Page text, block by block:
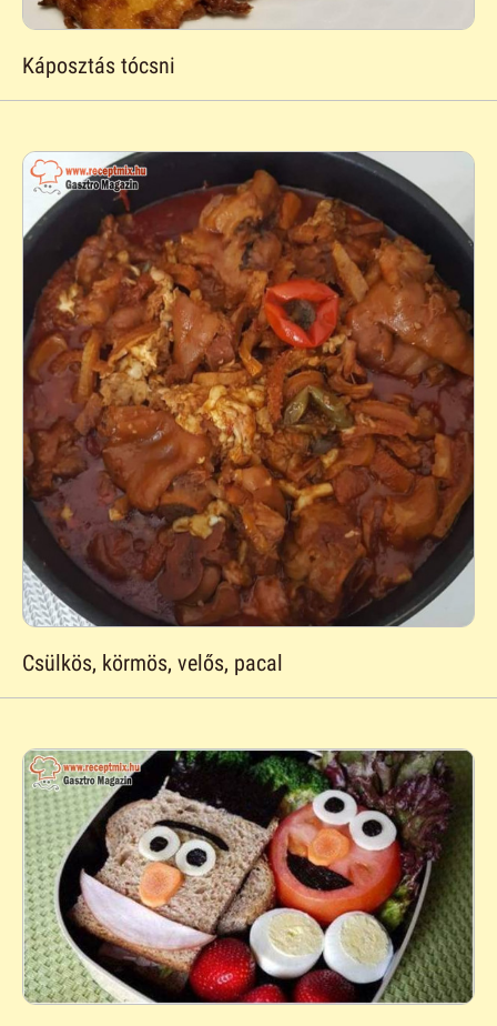
Káposztás tócsni
Csülkös, körmös, velős, pacal